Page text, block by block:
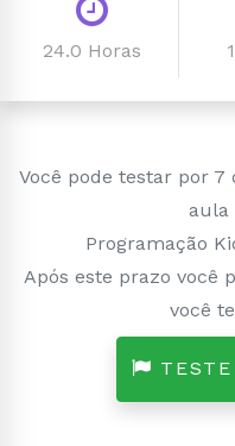
24.0 Horas
Você pode testar por
aula
Programação
Após este prazo você
você